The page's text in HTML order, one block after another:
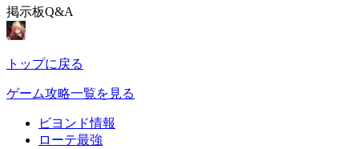
掲示板Q&A
トップに戻る
ゲーム攻略一覧を見る
ビヨンド情報
ローテ最強